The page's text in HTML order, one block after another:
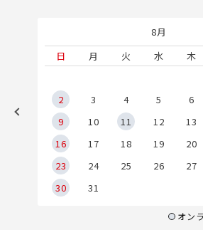
8月
日
月 火 水 木
2
3 4 5 6
9
10 11 12 13
16
17 18 19 20
23
24 25 26 27
30
31
オン